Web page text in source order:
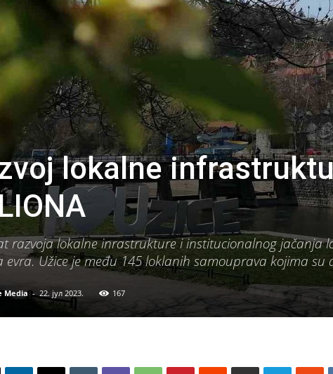
lokalne
razvoja lokalne inrastrukture i institucionalnog jačanja
evra. Užice je među 145 loklanih samouprava kojima su
Media - 22. јул 2023. 167